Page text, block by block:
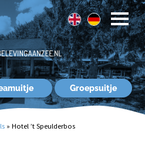
Groepsuitje
» Hotel ’t Speulderbos